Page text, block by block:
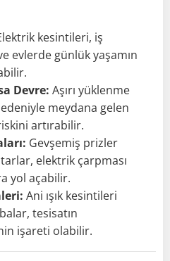
kesintileri, iş
evlerde günlük yaşamın
Devre: Aşırı yüklenme
meydana gelen
artırabilir.
Gevşemiş prizler
elektrik çarpması
yol açabilir.
Ani ışık kesintileri
tesisatın
işareti olabilir.